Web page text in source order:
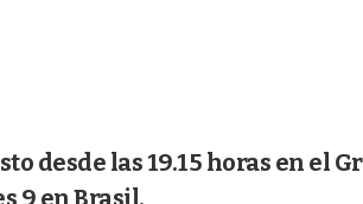
desde las 19.15 horas en el
9 en Brasil.